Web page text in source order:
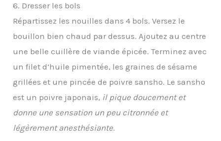
6. Dresser les bols
Répartissez les nouilles dans 4 bols. Versez le
bouillon bien chaud par dessus. Ajoutez au centre
une belle cuillère de viande épicée. Terminez avec
un filet d’huile pimentée, les graines de sésame
grillées et une pincée de poivre sansho. Le sansho
est un poivre japonais, il pique doucement et
donne une sensation un peu citronnée et
légèrement anesthésiante.